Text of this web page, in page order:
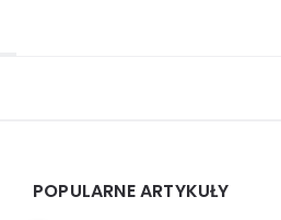
POPULARNE ARTYKUŁY